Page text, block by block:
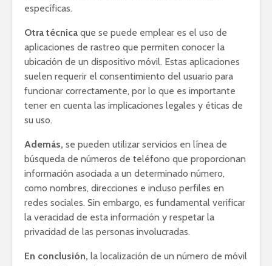
específicas.
Otra técnica que se puede emplear es el uso de
aplicaciones de rastreo que permiten conocer la
ubicación de un dispositivo móvil. Estas aplicaciones
suelen requerir el consentimiento del usuario para
funcionar correctamente, por lo que es importante
tener en cuenta las implicaciones legales y éticas de
su uso.
Además, se pueden utilizar servicios en línea de
búsqueda de números de teléfono que proporcionan
información asociada a un determinado número,
como nombres, direcciones e incluso perfiles en
redes sociales. Sin embargo, es fundamental verificar
la veracidad de esta información y respetar la
privacidad de las personas involucradas.
En conclusión, la localización de un número de móvil